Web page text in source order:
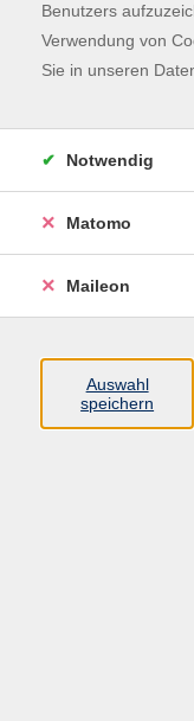
Benutzers
Verwendung von
Sie in unseren
Notwendig
Matomo
Maileon
Auswahl
speichern